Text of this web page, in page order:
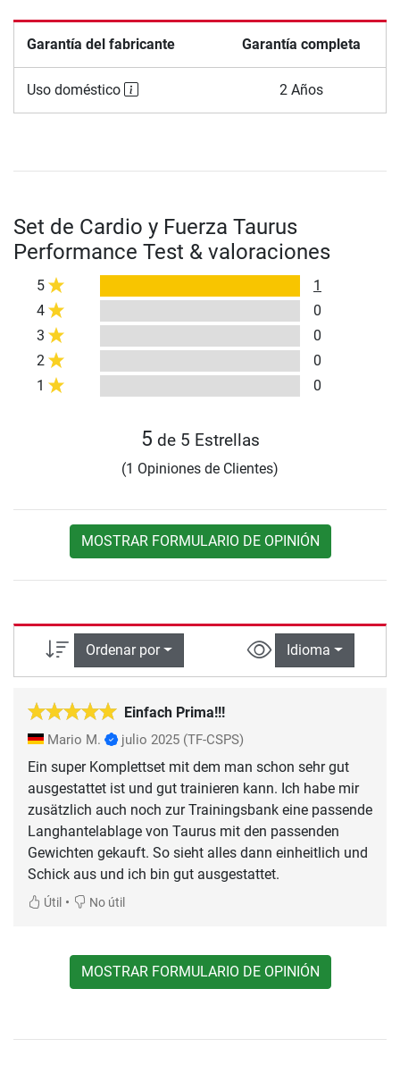
Garantía del fabricante Garantía completa
Uso doméstico 2 Años
Set de Cardio y Fuerza Taurus
Performance Test & valoraciones
5
1
4
0
3
0
2
0
1
0
5 de 5 Estrellas
(1 Opiniones de Clientes)
MOSTRAR FORMULARIO DE OPINIÓN
Ordenar por Idioma
Einfach Prima!!!
Mario M. julio 2025 (TF-CSPS)
Ein super Komplettset mit dem man schon sehr gut
ausgestattet ist und gut trainieren kann. Ich habe mir
zusätzlich auch noch zur Trainingsbank eine passende
Langhantelablage von Taurus mit den passenden
Gewichten gekauft. So sieht alles dann einheitlich und
Schick aus und ich bin gut ausgestattet.
Útil • No útil
MOSTRAR FORMULARIO DE OPINIÓN